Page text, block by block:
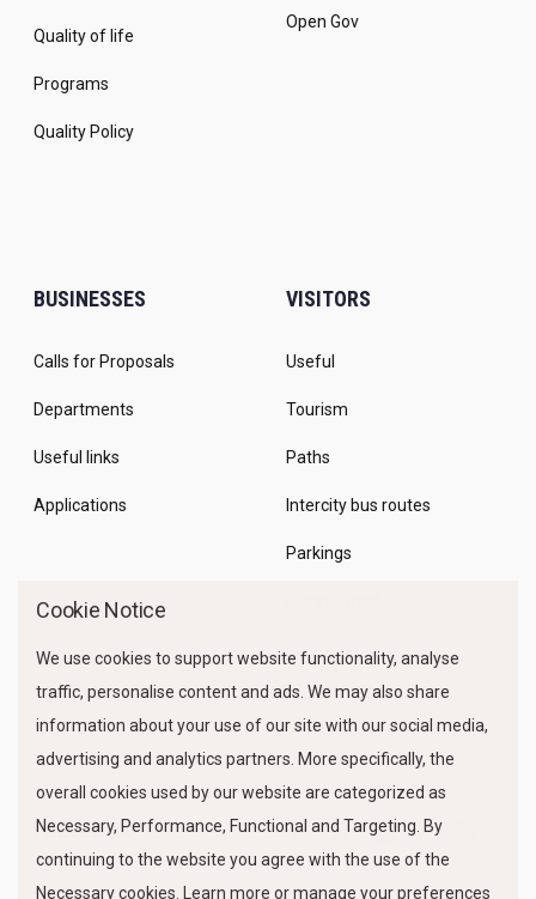
Quality of life
Programs
Quality Policy
Open Gov
BUSINESSES
Calls for Proposals
Departments
Useful links
Applications
VISITORS
Useful
Tourism
Paths
Intercity bus routes
Parkings
FOLLOW US
Cookie Notice
We use cookies to support website functionality, analyse
traffic, personalise content and ads. We may also share
information about your use of our site with our social media,
advertising and analytics partners. More specifically, the
overall cookies used by our website are categorized as
Necessary, Performance, Functional and Targeting. By
continuing to the website you agree with the use of the
Necessary cookies. Learn more or manage your preferences